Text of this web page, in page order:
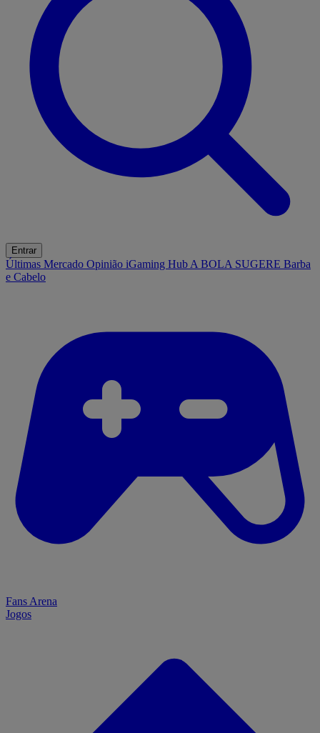
Entrar
Últimas Mercado Opinião iGaming Hub A BOLA SUGERE Barba
e Cabelo
Fans Arena
Jogos